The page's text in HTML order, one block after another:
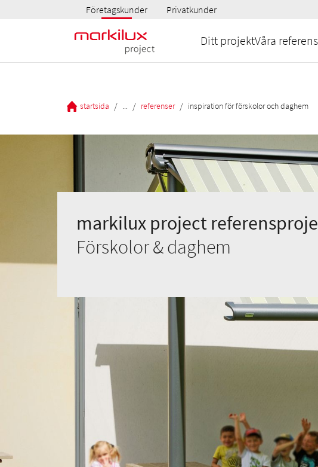
Företagskunder Privatkunder
Ditt projektVåra
startsida / / referenser / inspiration för förskolor och daghem
markilux project
Förskolor & daghem